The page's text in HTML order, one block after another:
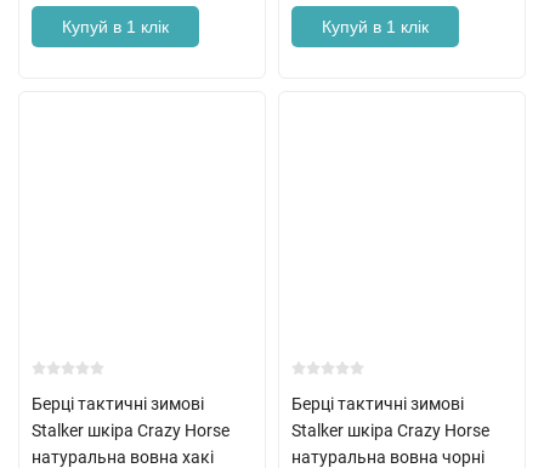
Купуй в 1 клік Купуй в 1 клік
Берці тактичні зимові
Stalker шкіра Crazy Horse
натуральна вовна хакі
Берці тактичні зимові
Stalker шкіра Crazy Horse
натуральна вовна чорні